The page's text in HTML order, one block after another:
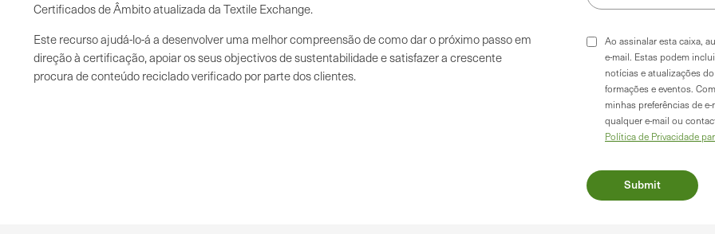
Certificados de Âmbito atualizada da Textile Exchange.
Este recurso ajudá-lo-á a desenvolver uma melhor compreensão de como dar o próximo passo em
direção à certificação, apoiar os seus objectivos de sustentabilidade e satisfazer a crescente
procura de conteúdo reciclado verificado por parte dos clientes.
Ao assinalar esta caixa,
e-mail. Estas podem
notícias e atualizações
formações e eventos.
minhas preferências de
qualquer e-mail ou
Política de Privacidade